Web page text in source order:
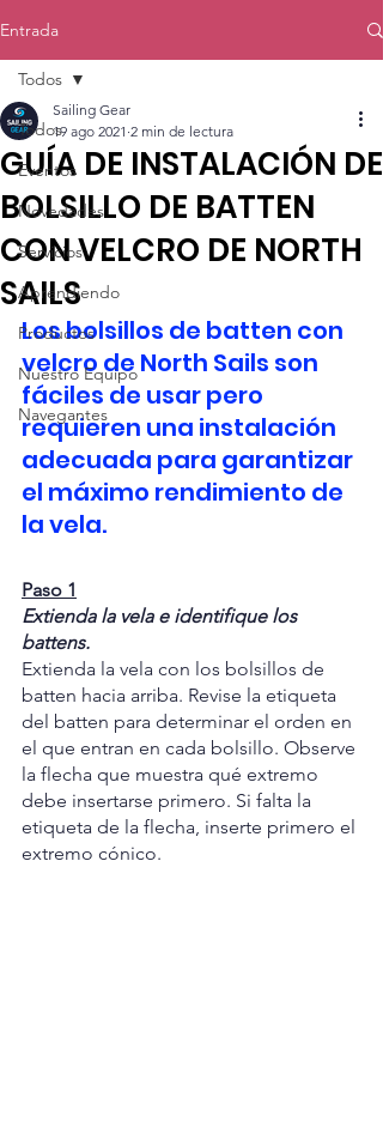
Entrada
Todos
Eventos
Novedades
Servicios
Aprendiendo
Productos
Nuestro Equipo
Navegantes
Todos
GUÍA DE INSTALACIÓN DE
BOLSILLO DE BATTEN
CON VELCRO DE NORTH
SAILS
Sailing Gear
19 ago 2021 2 min de lectura
Los bolsillos de batten con
velcro de North Sails son
fáciles de usar pero
requieren una instalación
adecuada para garantizar
el máximo rendimiento de
la vela.
Paso 1
Extienda la vela e identifique los
battens.
Extienda la vela con los bolsillos de
batten hacia arriba. Revise la etiqueta
del batten para determinar el orden en
el que entran en cada bolsillo. Observe
la flecha que muestra qué extremo
debe insertarse primero. Si falta la
etiqueta de la flecha, inserte primero el
extremo cónico.